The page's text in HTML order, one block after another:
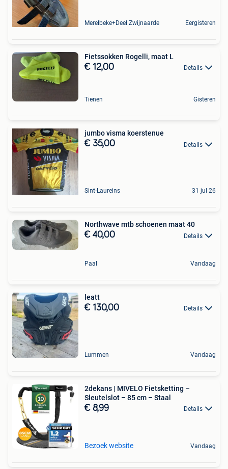
Merelbeke+Deel Zwijnaarde Eergisteren
Fietssokken Rogelli, maat L
€ 12,00 Details
Tienen Gisteren
jumbo visma koerstenue
€ 35,00 Details
Sint-Laureins 31 jul 26
Northwave mtb schoenen maat 40
€ 40,00 Details
Paal Vandaag
leatt
€ 130,00 Details
Lummen Vandaag
2dekans | MIVELO Fietsketting –
Sleutelslot – 85 cm – Staal
€ 8,99 Details
Bezoek website Vandaag